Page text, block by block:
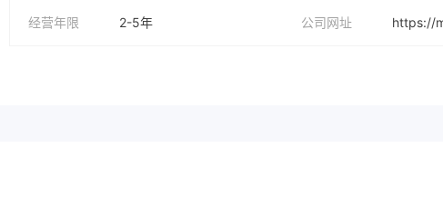
经营年限
2-5年
公司网址
https://